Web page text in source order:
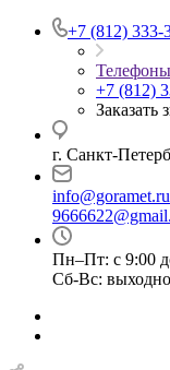
+7 (812) 333-
Телефоны
+7 (812)
Заказать
г. Санкт-
info@goramet.ru
Пн–Пт: с 9:00
Сб-Вс: